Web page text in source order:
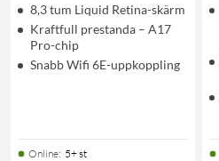
8,3 tum Liquid Retina-skärm
Kraftfull prestanda – A17
Pro-chip
Snabb Wifi 6E-uppkoppling
Online: 5+ st